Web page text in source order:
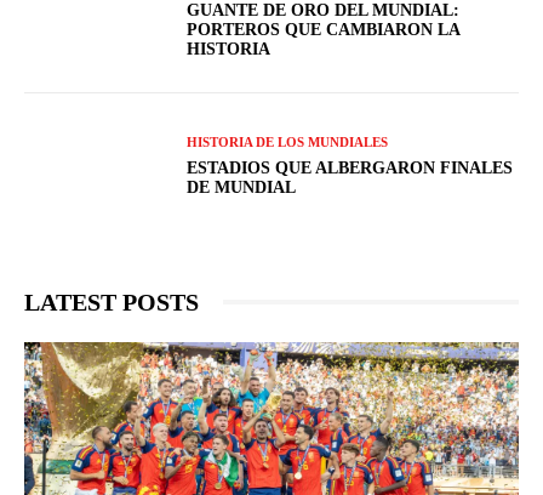
GUANTE DE ORO DEL MUNDIAL:
PORTEROS QUE CAMBIARON LA
HISTORIA
HISTORIA DE LOS MUNDIALES
ESTADIOS QUE ALBERGARON FINALES
DE MUNDIAL
LATEST POSTS